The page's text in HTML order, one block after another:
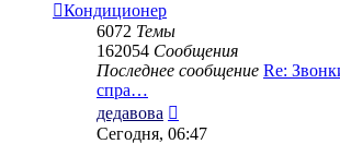
Кондиционер
6072 Темы
162054 Сообщения
Последнее сообщение Re:
спра…
дедавова
к
Сегодня, 06:47